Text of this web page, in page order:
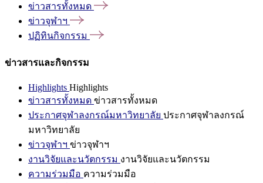
ข่าวสารทั้งหมด
ข่าวจุฬาฯ
ปฏิทินกิจกรรม
ข่าวสารและกิจกรรม
Highlights Highlights
ข่าวสารทั้งหมด ข่าวสารทั้งหมด
ประกาศจุฬาลงกรณ์มหาวิทยาลัย ประกาศจุฬาลงกรณ์
มหาวิทยาลัย
ข่าวจุฬาฯ ข่าวจุฬาฯ
งานวิจัยและนวัตกรรม งานวิจัยและนวัตกรรม
ความร่วมมือ ความร่วมมือ